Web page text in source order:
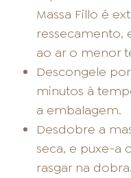
Massa Fillo é
ressecamento,
ao ar o menor
Descongele
minutos à
a embalagem.
Desdobre a
seca, e puxe-a
rasgar na dobra.